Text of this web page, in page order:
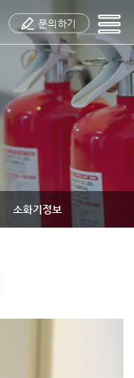
문의하기
소화기정보